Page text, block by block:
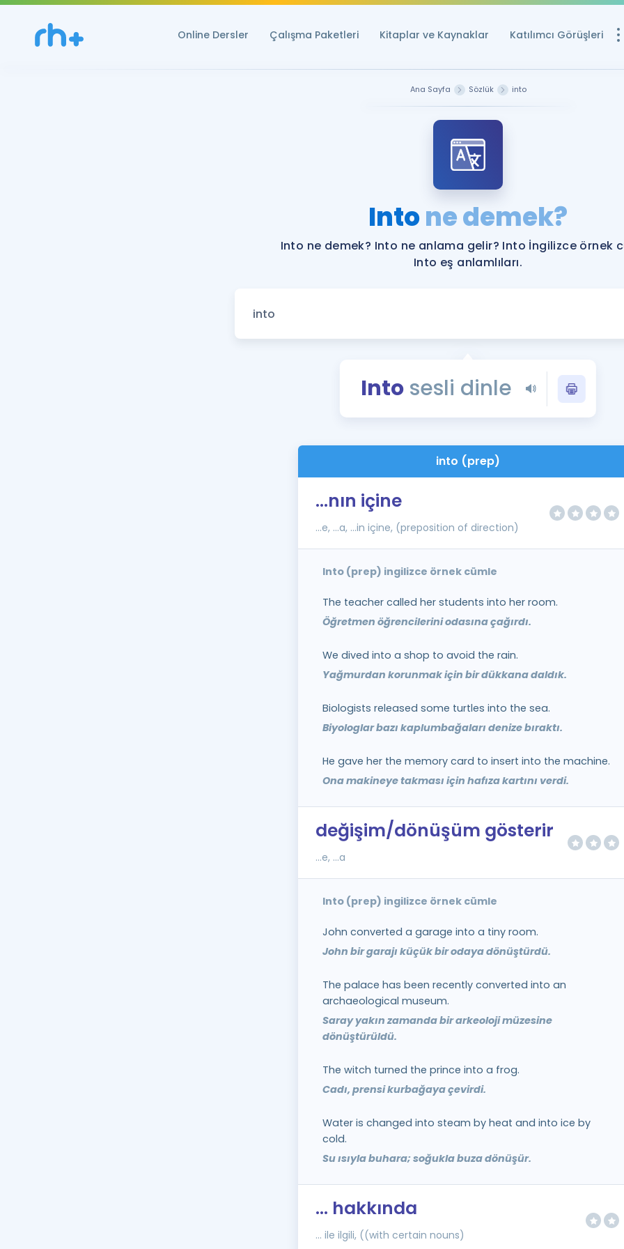
Online Dersler Çalışma Paketleri Kitaplar ve Kaynaklar Katılımcı Görüşleri
YDS ve YÖKDİL
YDS ve YÖKDİL'e
Tüm ÖSYM
Blog
YDS - YÖKDİL
İngilizce Gramer
Ana Sayfa Sözlük into
Intone demek?
Into ne demek? Into ne anlama gelir? Into İngilizce örnek
Into eş anlamlıları.
Intosesli dinle
into (prep)
...nın içine
...e, ...a, ...in içine, (preposition of direction)
Into (prep) ingilizce örnek cümle
The teacher called her students into her room.
Öğretmen öğrencilerini odasına çağırdı.
We dived into a shop to avoid the rain.
Yağmurdan korunmak için bir dükkana daldık.
Biologists released some turtles into the sea.
Biyologlar bazı kaplumbağaları denize bıraktı.
He gave her the memory card to insert into the machine.
Ona makineye takması için hafıza kartını verdi.
değişim/dönüşüm gösterir
...e, ...a
Into (prep) ingilizce örnek cümle
John converted a garage into a tiny room.
John bir garajı küçük bir odaya dönüştürdü.
The palace has been recently converted into an
archaeological museum.
Saray yakın zamanda bir arkeoloji müzesine
dönüştürüldü.
The witch turned the prince into a frog.
Cadı, prensi kurbağaya çevirdi.
Water is changed into steam by heat and into ice by
cold.
Su ısıyla buhara; soğukla buza dönüşür.
... hakkında
... ile ilgili, ((with certain nouns)